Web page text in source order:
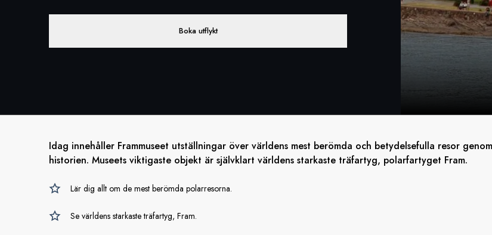
Boka utflykt
Idag innehåller Frammuseet utställningar över världens mest berömda och betydelsefulla resor genom
historien. Museets viktigaste objekt är självklart världens starkaste träfartyg, polarfartyget Fram.
Lär dig allt om de mest berömda polarresorna.
Se världens starkaste träfartyg, Fram.